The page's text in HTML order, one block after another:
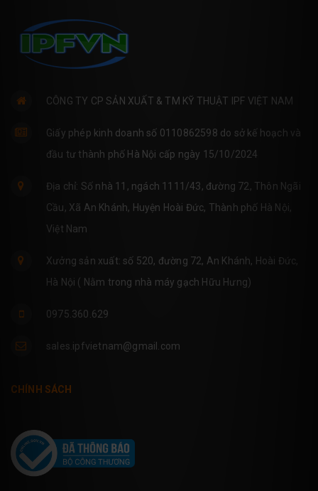
CÔNG TY CP SẢN XUẤT & TM KỸ THUẬT IPF VIỆT NAM
Giấy phép kinh doanh số 0110862598 do sở kế hoạch và
đầu tư thành phố Hà Nội cấp ngày 15/10/2024
Địa chỉ: Số nhà 11, ngách 1111/43, đường 72, Thôn Ngãi
Cầu, Xã An Khánh, Huyện Hoài Đức, Thành phố Hà Nội,
Việt Nam
Xưởng sản xuất: số 520, đường 72, An Khánh, Hoài Đức,
Hà Nội ( Nằm trong nhà máy gạch Hữu Hưng)
0975.360.629
sales.ipfvietnam@gmail.com
CHÍNH SÁCH